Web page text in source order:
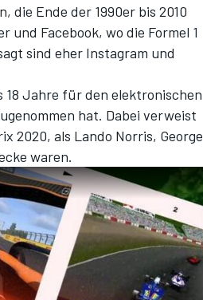
die Ende der 1990er bis 2010
Facebook, wo die Formel 1
sind eher Instagram und
18 Jahre für den elektronischen
hat. Dabei verweist
2020, als Lando Norris, George
waren.